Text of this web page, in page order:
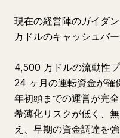
現在の経営陣のガイダ
万ドルのキャッシュバ
4,500 万ドルの流動性
24 ヶ月の運転資金が確
年初頭までの運営が完
希薄化リスクが低く、
え、早期の資金調達を